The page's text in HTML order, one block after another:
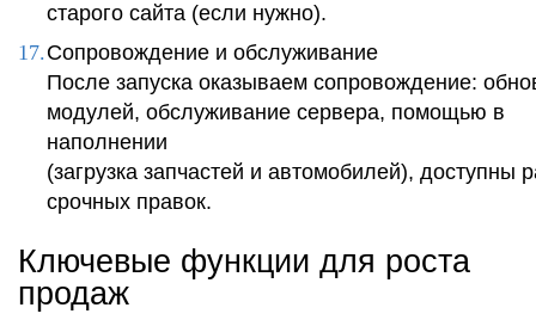
старого сайта (если нужно).
Сопровождение и обслуживание
После запуска оказываем сопровождение:
модулей, обслуживание сервера, помощью в
наполнении
(загрузка запчастей и автомобилей), доступны
срочных правок.
Ключевые функции для роста
продаж